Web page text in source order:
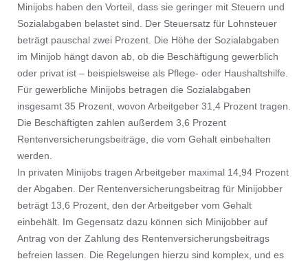
Minijobs haben den Vorteil, dass sie geringer mit Steuern und
Sozialabgaben belastet sind. Der Steuersatz für Lohnsteuer
beträgt pauschal zwei Prozent. Die Höhe der Sozialabgaben
im Minijob hängt davon ab, ob die Beschäftigung gewerblich
oder privat ist – beispielsweise als Pflege- oder Haushaltshilfe.
Für gewerbliche Minijobs betragen die Sozialabgaben
insgesamt 35 Prozent, wovon Arbeitgeber 31,4 Prozent tragen.
Die Beschäftigten zahlen außerdem 3,6 Prozent
Rentenversicherungsbeiträge, die vom Gehalt einbehalten
werden.
In privaten Minijobs tragen Arbeitgeber maximal 14,94 Prozent
der Abgaben. Der Rentenversicherungsbeitrag für Minijobber
beträgt 13,6 Prozent, den der Arbeitgeber vom Gehalt
einbehält. Im Gegensatz dazu können sich Minijobber auf
Antrag von der Zahlung des Rentenversicherungsbeitrags
befreien lassen. Die Regelungen hierzu sind komplex, und es